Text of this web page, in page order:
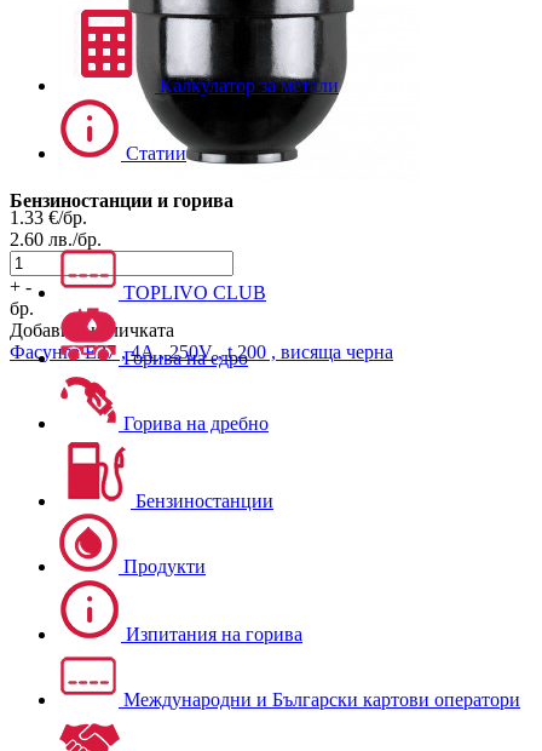
1.33 €/бр.
2.60 лв./бр.
+ -
бр.
Добави в количката
Фасунга Е27 , 4А , 250V , t 200 , висяща черна
Калкулатор за метали
Статии
Бензиностанции и горива
TOPLIVO CLUB
Горива на едро
Горива на дребно
Бензиностанции
Продукти
Изпитания на горива
Международни и Български картови оператори